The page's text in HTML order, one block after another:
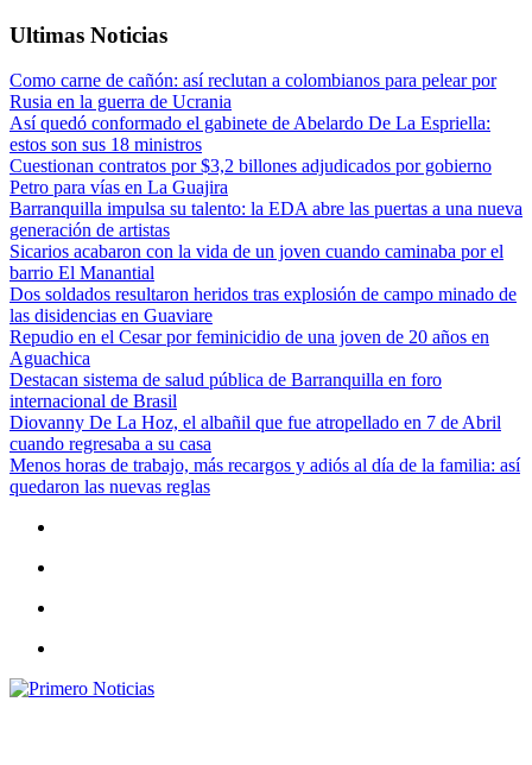
Ultimas Noticias